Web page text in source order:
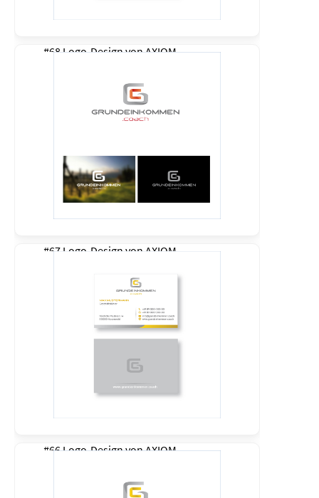
#68 Logo-Design vonAXIOM
#67 Logo-Design von AXIOM
#66 Logo-Design vonAXIOM